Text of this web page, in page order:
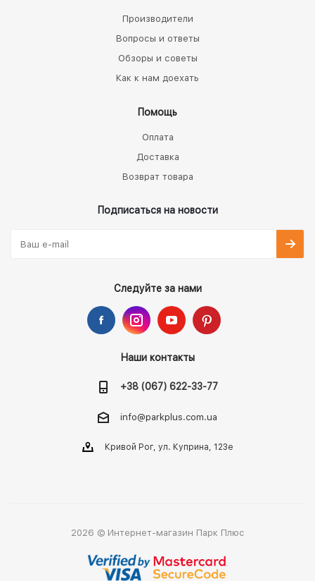
Производители
Вопросы и ответы
Обзоры и советы
Как к нам доехать
Помощь
Оплата
Доставка
Возврат товара
Подписаться на новости
Следуйте за нами
Наши контакты
+38 (067) 622-33-77
info@parkplus.com.ua
Кривой Рог, ул. Куприна, 123е
2026 © Интернет-магазин Парк Плюс